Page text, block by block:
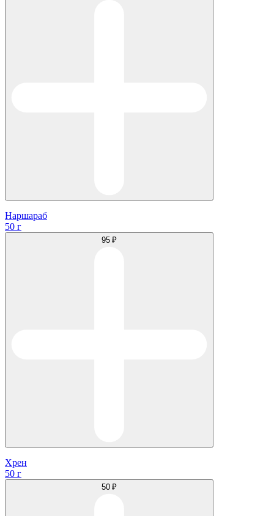
Наршараб
50 г
95 ₽
Хрен
50 г
50 ₽